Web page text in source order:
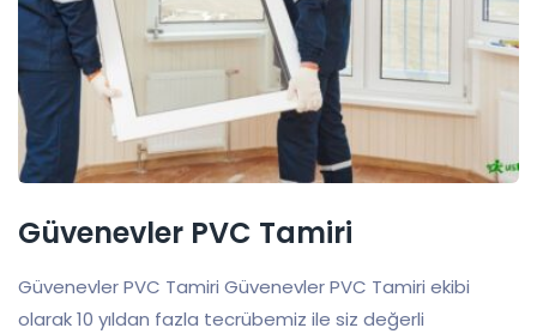
Güvenevler PVC Tamiri
Güvenevler PVC Tamiri Güvenevler PVC Tamiri ekibi
olarak 10 yıldan fazla tecrübemiz ile siz değerli